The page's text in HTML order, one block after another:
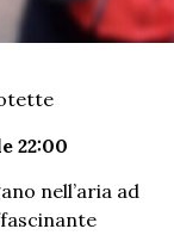
22:00
nell’aria ad